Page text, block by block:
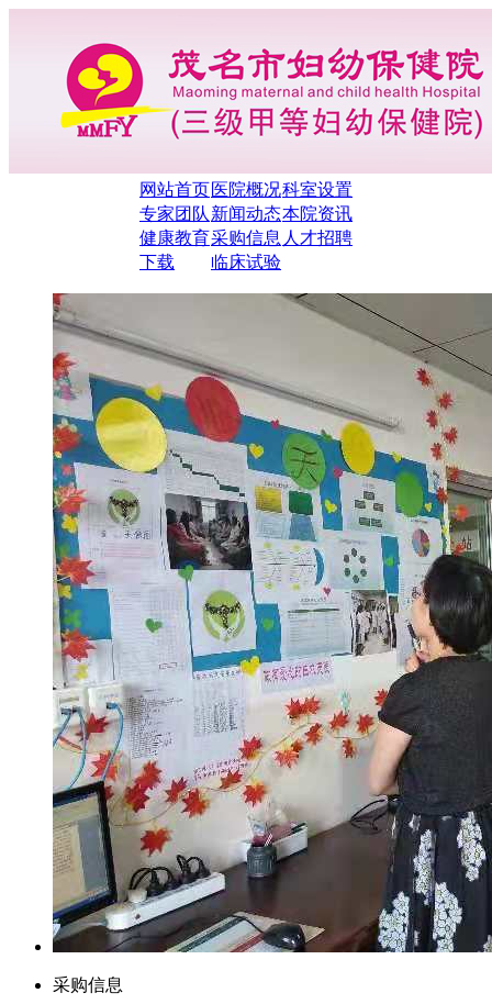
网站首页医院概况科室设置
专家团队 新闻动态本院资讯
健康教育采购信息 人才招聘
下载
临床试验
采购信息